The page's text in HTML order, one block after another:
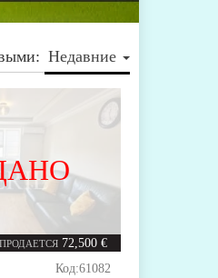
Недавние
ПРОДАЕТСЯ 72,500 €
Код:61082